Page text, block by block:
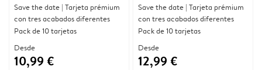
Save the date | Tarjeta prémium
con tres acabados diferentes
Pack de 10 tarjetas
Desde
10,99 €
Save the date | Tarjeta prémium
con tres acabados diferentes
Pack de 10 tarjetas
Desde
12,99 €